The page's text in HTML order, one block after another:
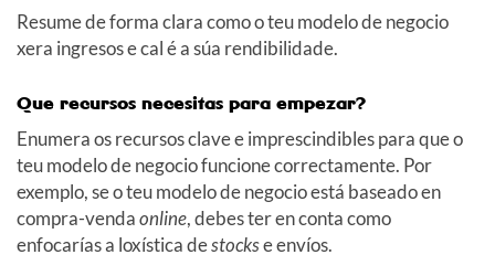
Resume de forma clara como o teu modelo de negocio
xera ingresos e cal é a súa rendibilidade.
Que recursos necesitas para empezar?
Enumera os recursos clave e imprescindibles para que o
teu modelo de negocio funcione correctamente. Por
exemplo, se o teu modelo de negocio está baseado en
compra-vendaonline, debes ter en conta como
enfocarías a loxística destockse envíos.